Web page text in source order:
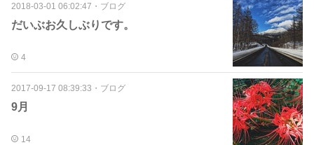
2018-03-01 06:02:47 ・ ブログ
だいぶお久しぶりです。
4
2017-09-17 08:39:33 ・ ブログ
9月
14